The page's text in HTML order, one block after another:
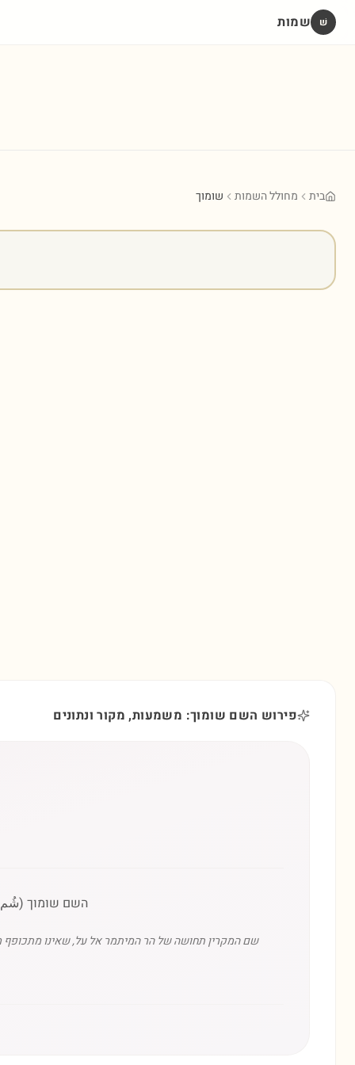
שׁ שמות
בית מחולל השמות שומוך
פירוש השם שומוך: משמעות, מקור ונתונים
השם שומוך
שם המקרין תחושה של הר המיתמר אל על, שאינו מתכופף